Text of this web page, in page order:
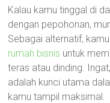
Kalau kamu tinggal di
dengan pepohonan,
Sebagai alternatif,
rumah bisnis untuk
teras atau dinding.
adalah kunci utama
kamu tampil maksimal.